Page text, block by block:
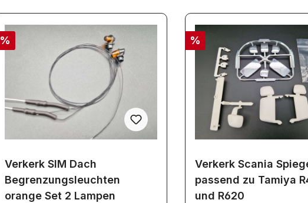
%
Verkerk SIM Dach
Begrenzungsleuchten
orange Set 2 Lampen
%
Verkerk Scania
passend zu Tamiya
und R620